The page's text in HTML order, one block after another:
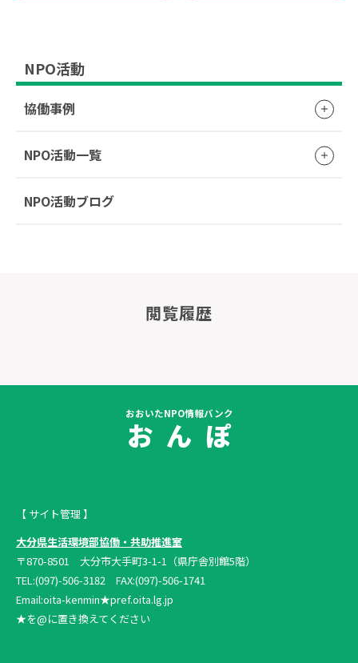
NPO活動
協働事例
NPO活動一覧
NPO活動ブログ
閲覧履歴
おおいたNPO情報バンク
お ん ぽ
【 サイト管理 】
大分県生活環境部協働・共助推進室
〒870-8501 大分市大手町3-1-1（県庁舎別館5階）
TEL:(097)-506-3182 FAX:(097)-506-1741
Email:oita-kenmin★pref.oita.lg.jp
★を@に置き換えてください